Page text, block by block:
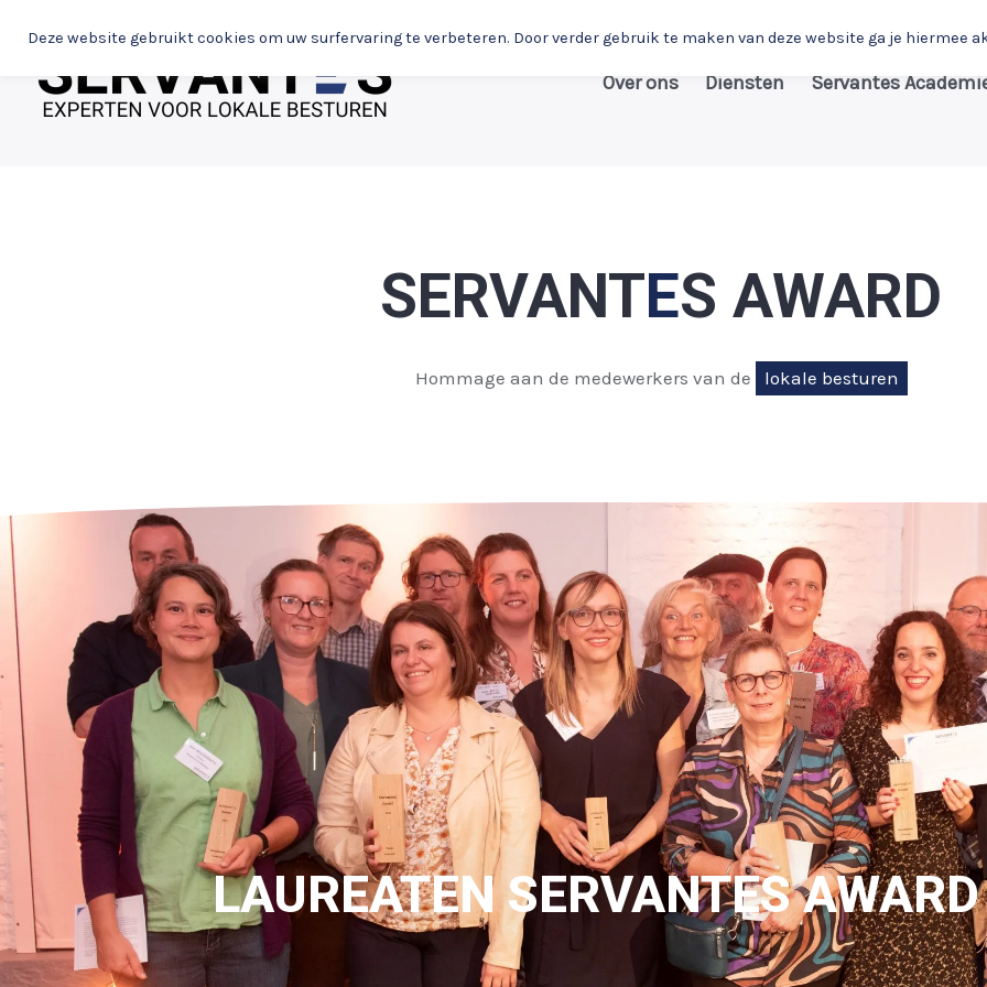
naar
inhoud
Over ons Diensten Servantes
SERVANTES AWARD
Hommage aan de medewerkers van de lokale besturen
LAUREATEN SERVANTES
Deze website gebruikt cookies om uw surfervaring te verbeteren. Door verder gebruik te maken van deze website ga je hiermee